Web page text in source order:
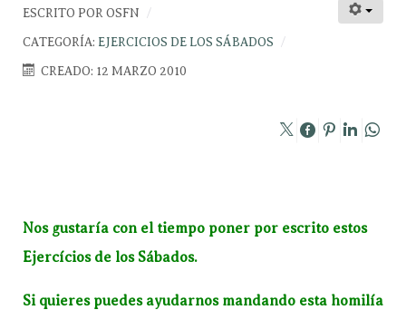
ESCRITO POR OSFN
CATEGORÍA: EJERCICIOS DE LOS SÁBADOS
CREADO: 12 MARZO 2010
Nos gustaría con el tiempo poner por escrito estos
Ejercícios de los Sábados.
Si quieres puedes ayudarnos mandando esta homilía